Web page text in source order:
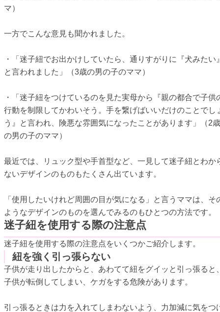
マ）
一方でこんな意見も聞かれました。
・「迷子紐でお出かけしていたら、通りすがりに『犬みたい
と言われました」（3歳の男の子のママ）
・「迷子紐をつけているのを見た実母から『親の都合で子供
行動を制限してかわいそう。手を繋げばいいだけのことでし
う』と言われ、険悪な雰囲気になったことがあります」（2歳
の男の子のママ）
最近では、リュック型や手首型など、一見して迷子紐とわか
ないデザインのものもたくさん出ています。
「使用したいけれど周囲の目が気になる」と言うママは、そ
ようなデザインのものを選んでみるのもひとつの方法です。
迷子紐を使用する際の注意点
迷子紐を使用する際の注意点をいくつかご紹介します。
紐を強く引っ張らない
子供が走り出したからと、あわてて紐をグイッと引っ張ると
子供が転倒してしまい、ケガをする危険があります。
引っ張るときは力を入れてしまわないよう、力加減に気をつ